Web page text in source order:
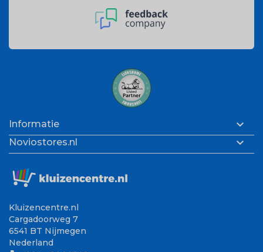
Informatie 
Noviostores.nl 
Kluizencentre.nl
Cargadoorweg 7
6541 BT Nijmegen
Nederland